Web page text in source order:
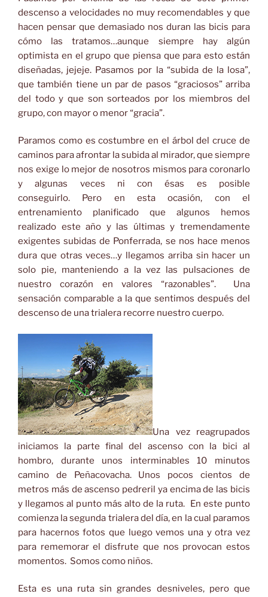
descenso a velocidades no muy recomendables y que
hacen pensar que demasiado nos duran las bicis para
cómo las tratamos…aunque siempre hay algún
optimista en el grupo que piensa que para esto están
diseñadas, jejeje. Pasamos por la “subida de la losa”,
que también tiene un par de pasos “graciosos” arriba
del todo y que son sorteados por los miembros del
grupo, con mayor o menor “gracia”.
Paramos como es costumbre en el árbol del cruce de
caminos para afrontar la subida al mirador, que siempre
nos exige lo mejor de nosotros mismos para coronarlo
y algunas veces ni con ésas es posible
conseguirlo. Pero en esta ocasión, con el
entrenamiento planificado que algunos hemos
realizado este año y las últimas y tremendamente
exigentes subidas de Ponferrada, se nos hace menos
dura que otras veces…y llegamos arriba sin hacer un
solo pie, manteniendo a la vez las pulsaciones de
nuestro corazón en valores “razonables”. Una
sensación comparable a la que sentimos después del
descenso de una trialera recorre nuestro cuerpo.
Una vez reagrupados
iniciamos la parte final del ascenso con la bici al
hombro, durante unos interminables 10 minutos
camino de Peñacovacha. Unos pocos cientos de
metros más de ascenso pedreril ya encima de las bicis
y llegamos al punto más alto de la ruta. En este punto
comienza la segunda trialera del día, en la cual paramos
para hacernos fotos que luego vemos una y otra vez
para rememorar el disfrute que nos provocan estos
momentos. Somos como niños.
Esta es una ruta sin grandes desniveles, pero que